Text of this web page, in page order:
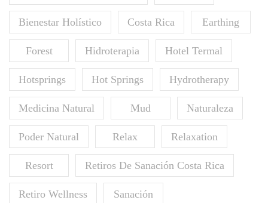
Bienestar Holístico Costa Rica Earthing
Forest Hidroterapia Hotel Termal
Hotsprings Hot Springs Hydrotherapy
Medicina Natural Mud Naturaleza
Poder Natural Relax Relaxation
Resort Retiros De Sanación Costa Rica
Retiro Wellness Sanación